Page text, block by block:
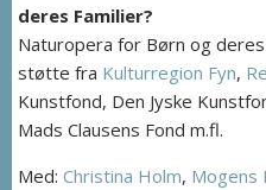
deres Familier?
Naturopera for Børn og
støtte fra Kulturregion Fyn,
Kunstfond, Den Jyske
Mads Clausens Fond m.fl.
Med: Christina Holm, Mogens